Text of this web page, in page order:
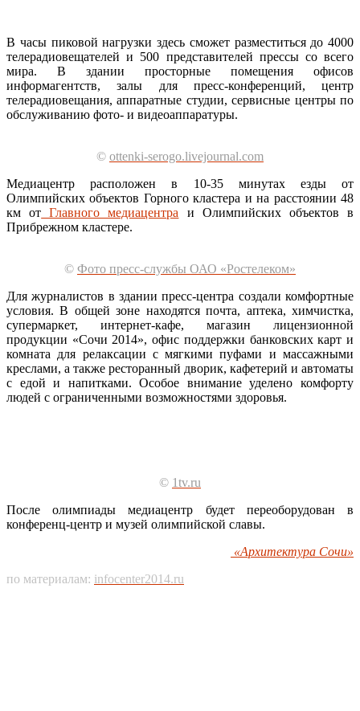
В часы пиковой нагрузки здесь сможет разместиться до 4000
телерадиовещателей и 500 представителей прессы со всего
мира. В здании просторные помещения офисов
информагентств, залы для пресс-конференций, центр
телерадиовещания, аппаратные студии, сервисные центры по
обслуживанию фото- и видеоаппаратуры.
© ottenki-serogo.livejournal.com
Медиацентр расположен в 10-35 минутах езды от
Олимпийских объектов Горного кластера и на расстоянии 48
км от Главного медиацентра и Олимпийских объектов в
Прибрежном кластере.
© Фото пресс-службы ОАО «Ростелеком»
Для журналистов в здании пресс-центра создали комфортные
условия. В общей зоне находятся почта, аптека, химчистка,
супермаркет, интернет-кафе, магазин лицензионной
продукции «Сочи 2014», офис поддержки банковских карт и
комната для релаксации с мягкими пуфами и массажными
креслами, а также ресторанный дворик, кафетерий и автоматы
с едой и напитками. Особое внимание уделено комфорту
людей с ограниченными возможностями здоровья.
© 1tv.ru
После олимпиады медиацентр будет переоборудован в
конференц-центр и музей олимпийской славы.
«Архитектура Сочи»
по материалам: infocenter2014.ru